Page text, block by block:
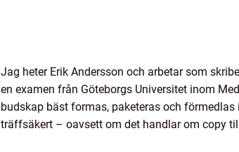
Jag heter Erik Andersson och arbetar som
en examen från Göteborgs Universitet inom
budskap bäst formas, paketeras och
träffsäkert – oavsett om det handlar om copy